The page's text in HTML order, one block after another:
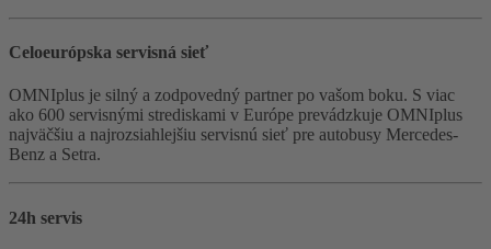
Celoeurópska servisná sieť
OMNIplus je silný a zodpovedný partner po vašom boku. S viac
ako 600 servisnými strediskami v Európe prevádzkuje OMNIplus
najväčšiu a najrozsiahlejšiu servisnú sieť pre autobusy Mercedes-
Benz a Setra.
24h servis